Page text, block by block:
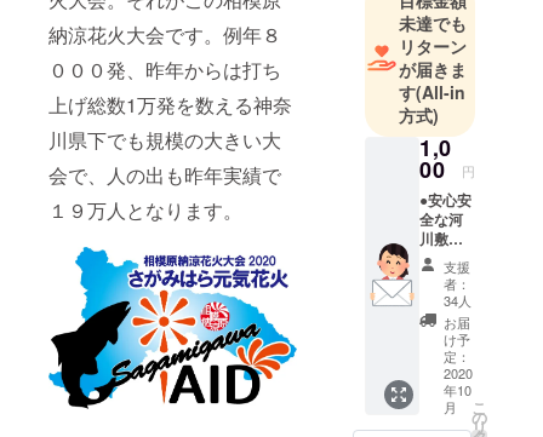
納涼花火大会です。例年８
０００発、昨年からは打ち
上げ総数1万発を数える神奈
川県下でも規模の大きい大
会で、人の出も昨年実績で
１９万人となります。
お祭りや観
光行事の仕
事をメイン
でやらせて
いただいて
ます。相模
原納涼花火
大会の事務
局として１
０年関わら
せていただ
き、今まで
も様々な苦
難がありま
したが今年
の夏は”コロ
未達でも
リターン
が届きま
す(All-in
方式)
1,0
00 円
●安心安
全な河
川敷＋
花火の
打ち上
げ＋お
礼の
メール
このプ
ロジェ
クトを
実施す
ること
支援
者：
34人
お届
け予
定：
2020
年10
月
こ
の
リ